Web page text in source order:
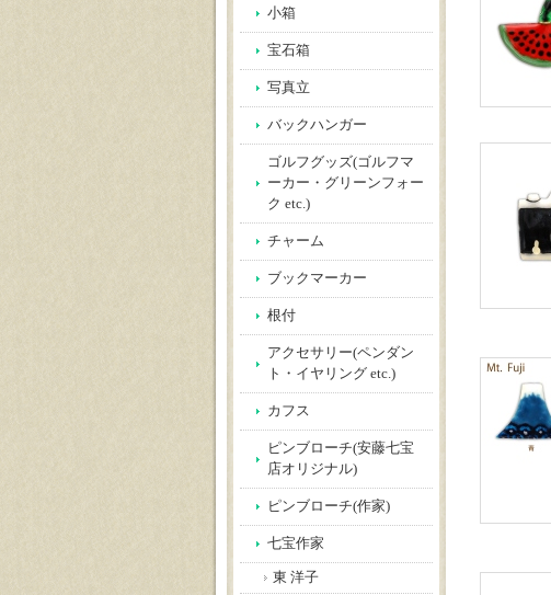
小箱
宝石箱
写真立
バックハンガー
ゴルフグッズ(ゴルフマ
ーカー・グリーンフォー
ク etc.)
チャーム
ブックマーカー
根付
アクセサリー(ペンダン
ト・イヤリング etc.)
カフス
ピンブローチ(安藤七宝
店オリジナル)
ピンブローチ(作家)
七宝作家
東 洋子